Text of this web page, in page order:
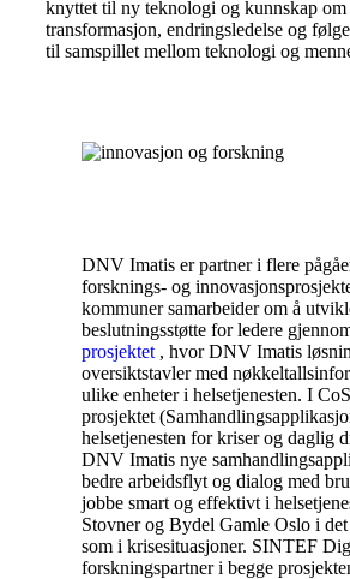
knyttet til ny teknologi og kunnskap
transformasjon, endringsledelse og
til samspillet mellom teknologi og
DNV Imatis er partner i flere
forsknings- og
kommuner samarbeider om å
beslutningsstøtte for ledere
prosjektet , hvor DNV Imatis
oversiktstavler med
ulike enheter i helsetjenesten. I
prosjektet
helsetjenesten for kriser og daglig
DNV Imatis nye
bedre arbeidsflyt og dialog med
jobbe smart og effektivt i
Stovner og Bydel Gamle Oslo i
som i krisesituasjoner. SINTEF
forskningspartner i begge